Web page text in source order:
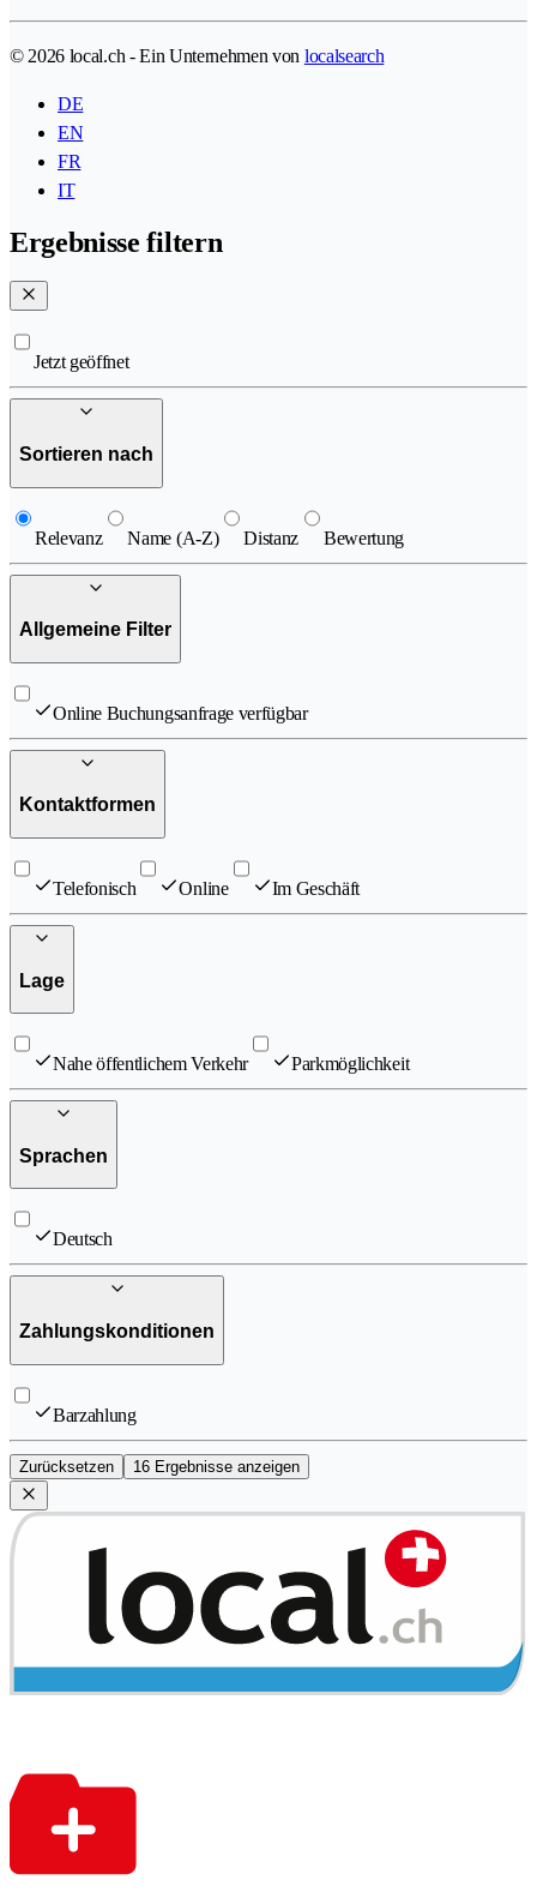
© 2026 local.ch - Ein Unternehmen von localsearch
DE
EN
FR
IT
Ergebnisse filtern
Jetzt geöffnet
Sortieren nach
Relevanz Name (A-Z) Distanz Bewertung
Allgemeine Filter
Online Buchungsanfrage verfügbar
Kontaktformen
Telefonisch Online Im Geschäft
Lage
Nahe öffentlichem Verkehr Parkmöglichkeit
Sprachen
Deutsch
Zahlungskonditionen
Barzahlung
Zurücksetzen 16 Ergebnisse anzeigen